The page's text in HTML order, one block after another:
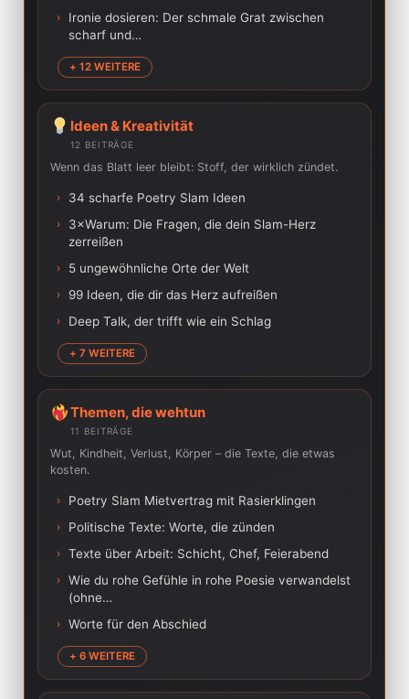
›
Ironie dosieren: Der schmale Grat zwischen
scharf und…
+ 12 WEITERE
Ideen & Kreativität
12 BEITRÄGE
Wenn das Blatt leer bleibt: Stoff, der wirklich zündet.
› 34 scharfe Poetry Slam Ideen
›
3×Warum: Die Fragen, die dein Slam-Herz
zerreißen
› 5 ungewöhnliche Orte der Welt
› 99 Ideen, die dir das Herz aufreißen
› Deep Talk, der trifft wie ein Schlag
+ 7 WEITERE
Themen, die wehtun
11 BEITRÄGE
Wut, Kindheit, Verlust, Körper – die Texte, die etwas
kosten.
› Poetry Slam Mietvertrag mit Rasierklingen
› Politische Texte: Worte, die zünden
› Texte über Arbeit: Schicht, Chef, Feierabend
› Wie du rohe Gefühle in rohe Poesie verwandelst
(ohne…
› Worte für den Abschied
+ 6 WEITERE